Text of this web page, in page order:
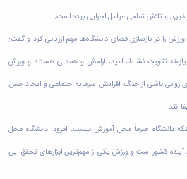
و تلاش تمامی عوامل اجرایی بوده است.
را در بازسازی فضای دانشگاه‌ها مهم ارزیابی کرد و گفت:
تقویت نشاط، امید، آرامش و همدلی هستند و ورزش
ناشی از جنگ، افزایش سرمایه اجتماعی و ایجاد حس
کند.
دانشگاه صرفاً محل آموزش نیست، افزود: دانشگاه محل
آینده کشور است و ورزش یکی از مهم‌ترین ابزار‌های تحقق این